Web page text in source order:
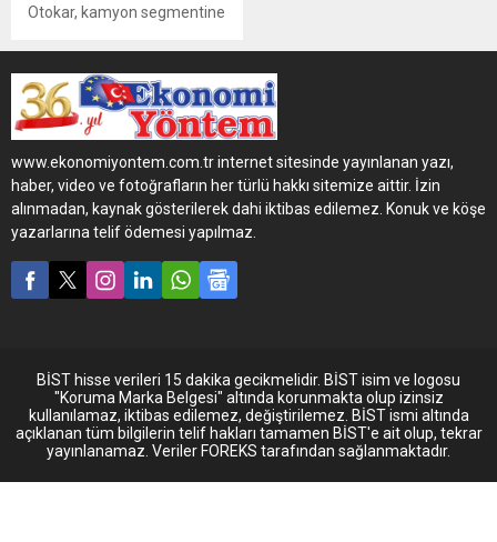
Otokar, kamyon segmentine
aracının kullanıcılarına
yönelik düzenlediği avantajlı
kampanyalarıyla ticaretin
yükünü hafifletmeye devam
ediyor. 3 Ekim - 31 Aralık
2022 tarihleri arasında Atlas
kamyon satın alan
müşteriler, araçlarının ilk iki
periyodik bakımını ücretsiz
www.ekonomiyontem.com.tr internet sitesinde yayınlanan yazı,
haber, video ve fotoğrafların her türlü hakkı sitemize aittir. İzin
alınmadan, kaynak gösterilerek dahi iktibas edilemez. Konuk ve köşe
yazarlarına telif ödemesi yapılmaz.
BİST hisse verileri 15 dakika gecikmelidir. BİST isim ve logosu
"Koruma Marka Belgesi" altında korunmakta olup izinsiz
kullanılamaz, iktibas edilemez, değiştirilemez. BİST ismi altında
açıklanan tüm bilgilerin telif hakları tamamen BİST'e ait olup, tekrar
yayınlanamaz. Veriler FOREKS tarafından sağlanmaktadır.